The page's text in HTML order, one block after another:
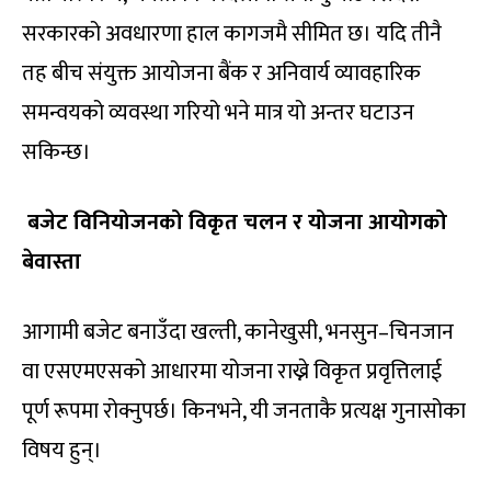
सरकारको अवधारणा हाल कागजमै सीमित छ। यदि तीनै
तह बीच संयुक्त आयोजना बैंक र अनिवार्य व्यावहारिक
समन्वयको व्यवस्था गरियो भने मात्र यो अन्तर घटाउन
सकिन्छ।
बजेट विनियोजनको विकृत चलन र योजना आयोगको
बेवास्ता
आगामी बजेट बनाउँदा खल्ती, कानेखुसी, भनसुन–चिनजान
वा एसएमएसको आधारमा योजना राख्ने विकृत प्रवृत्तिलाई
पूर्ण रूपमा रोक्नुपर्छ। किनभने, यी जनताकै प्रत्यक्ष गुनासोका
विषय हुन्।